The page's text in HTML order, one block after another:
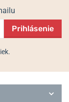
Prihlásenie